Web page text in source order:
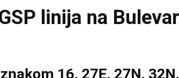
linija na
16, 27E, 27N,